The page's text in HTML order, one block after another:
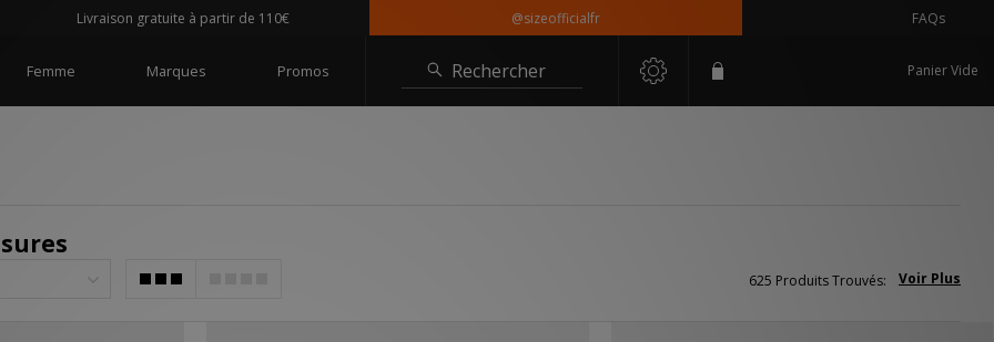
Livraison gratuite à partir de 110€ @sizeofficialfr
Femme Marques Promos Rechercher Panier Vide
Voir Plus
625 Produits Trouvés: